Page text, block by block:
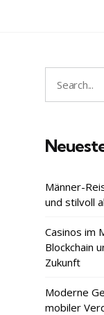
Search
for:
Männer-
und stilvoll
Casinos im
Blockchain
Zukunft
Moderne
mobiler